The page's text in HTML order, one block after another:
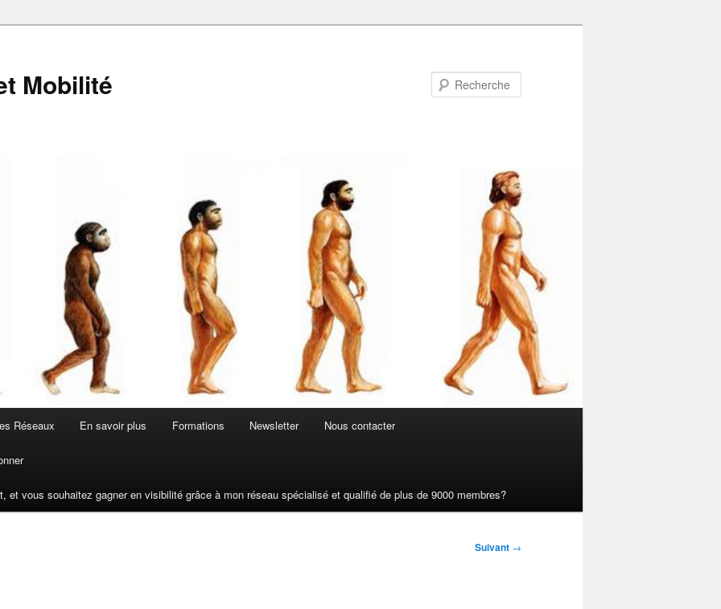
Mobilité
Réseaux En savoir plus Formations Newsletter Nous contacter
et vous souhaitez gagner en visibilité grâce à mon réseau spécialisé et qualifié de plus de 9000 membres?
Suivant →